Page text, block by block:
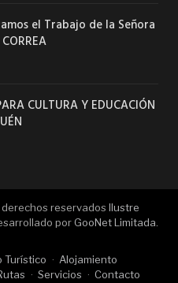
el Trabajo de la Señora
CULTURA Y EDUCACIÓN
reservados Ilustre
por GooNet Limitada.
Turístico
Alojamiento
Servicios Contacto